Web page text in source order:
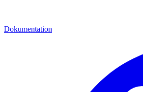
Dokumentation